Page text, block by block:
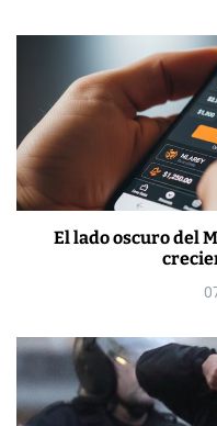
El lado oscuro del